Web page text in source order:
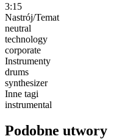
3:15
Nastrój/Temat
neutral
technology
corporate
Instrumenty
drums
synthesizer
Inne tagi
instrumental
Podobne utwory